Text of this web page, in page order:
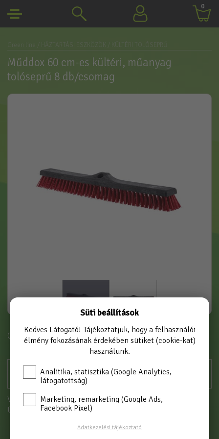
0
Műddox 60 cm-es kültéri, műanyag
tolóseprű 8 db/csomag
Cikkszám: B451 CSOM
Vásárláshoz kérjük jelentkezzen be!
Új partnerkéntitt tud regisztrálni
Süti beállítások
Kedves Látogató! Tájékoztatjuk, hogy a felhasználói
élmény fokozásának érdekében sütiket (cookie-kat)
használunk.
Analitika, statisztika (Google Analytics,
látogatottság)
Marketing, remarketing (Google Ads,
Facebook Pixel)
Adatkezelési tájékoztató